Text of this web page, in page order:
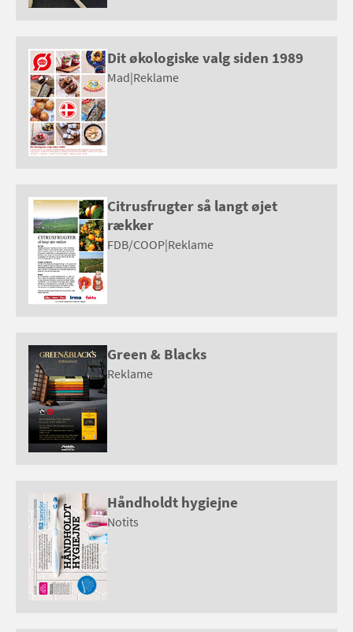
Dit økologiske valg siden 1989
Mad|Reklame
Citrusfrugter så langt øjet
rækker
FDB/COOP|Reklame
Green & Blacks
Reklame
Håndholdt hygiejne
Notits